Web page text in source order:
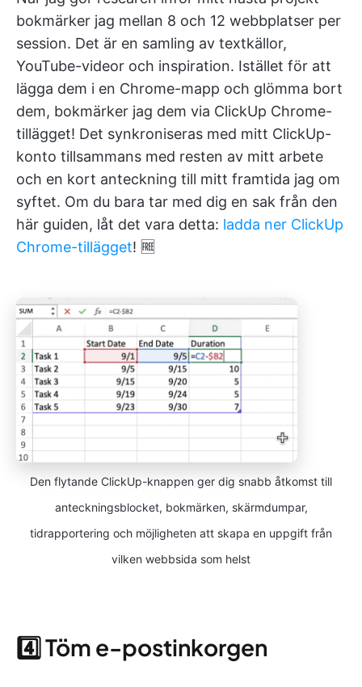
bokmärker jag mellan 8 och 12 webbplatser per
session. Det är en samling av textkällor,
YouTube-videor och inspiration. Istället för att
lägga dem i en Chrome-mapp och glömma bort
dem, bokmärker jag dem via ClickUp Chrome-
tillägget! Det synkroniseras med mitt ClickUp-
konto tillsammans med resten av mitt arbete
och en kort anteckning till mitt framtida jag om
syftet. Om du bara tar med dig en sak från den
här guiden, låt det vara detta: ladda ner ClickUp
Chrome-tillägget! 🆓
Den flytande ClickUp-knappen ger dig snabb åtkomst till
anteckningsblocket, bokmärken, skärmdumpar,
tidrapportering och möjligheten att skapa en uppgift från
vilken webbsida som helst
4️⃣ Töm e-postinkorgen